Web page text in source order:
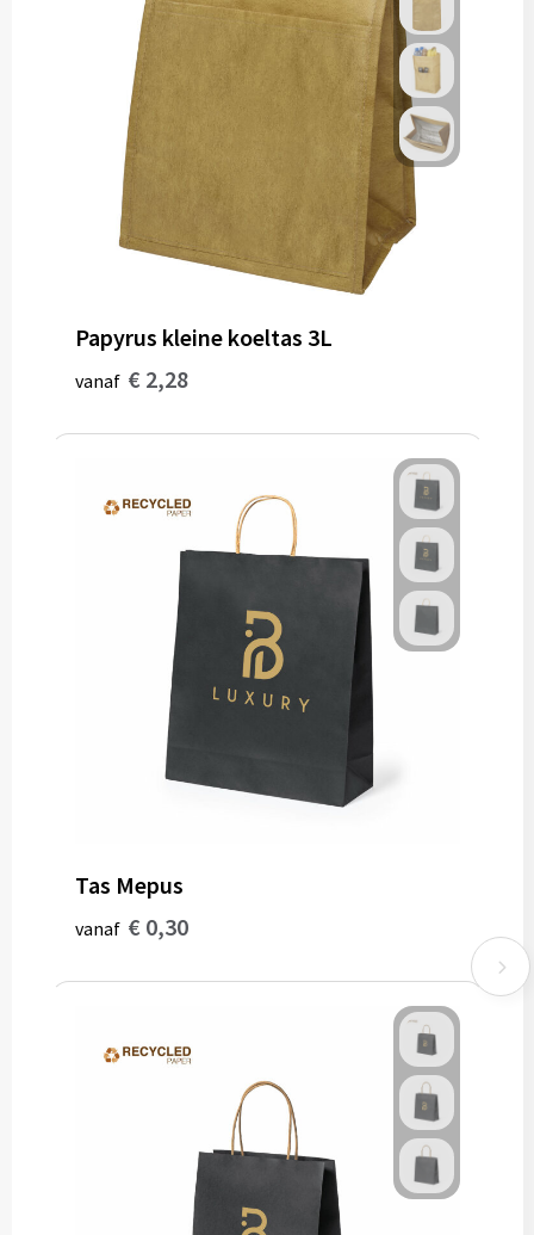
Persoonlijke verzorging
Zonnebrillen
Verpakkingen
Papyrus kleine koeltas 3L
vanaf € 2,28
Tas Mepus
vanaf € 0,30